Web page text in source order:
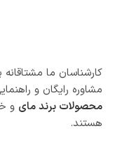
کارشناسان ما
مشاوره رایگان و
محصولات برند مای و
هستند.